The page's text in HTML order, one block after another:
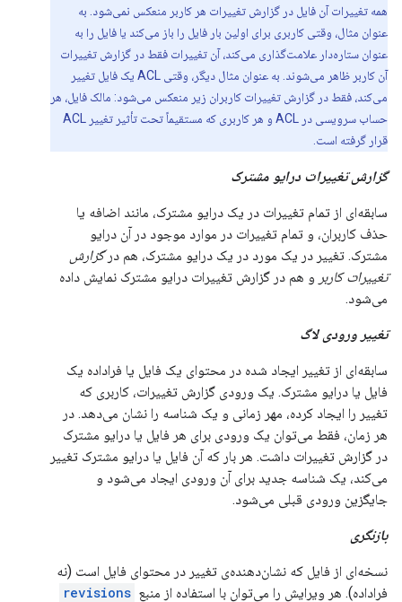
همه تغییرات آن فایل در گزارش تغییرات هر کاربر منعکس نمی‌شود. به
عنوان مثال، وقتی کاربری برای اولین بار فایل را باز می‌کند یا فایل را به
عنوان ستاره‌دار علامت‌گذاری می‌کند، آن تغییرات فقط در گزارش تغییرات
آن کاربر ظاهر می‌شوند. به عنوان مثال دیگر، وقتی ACL یک فایل تغییر
می‌کند، فقط در گزارش تغییرات کاربران زیر منعکس می‌شود: مالک فایل، هر
حساب سرویسی در ACL و هر کاربری که مستقیماً تحت تأثیر تغییر ACL
قرار گرفته است.
گزارش تغییرات درایو مشترک
سابقه‌ای از تمام تغییرات در یک درایو مشترک، مانند اضافه یا
حذف کاربران، و تمام تغییرات در موارد موجود در آن درایو
مشترک. تغییر در یک مورد در یک درایو مشترک، هم درگزارش
تغییرات کاربر و هم در گزارش تغییرات درایو مشترک نمایش داده
می‌شود.
تغییر ورودی لاگ
سابقه‌ای از تغییر ایجاد شده در محتوای یک فایل یا فراداده یک
فایل یا درایو مشترک. یک ورودی گزارش تغییرات، کاربری که
تغییر را ایجاد کرده، مهر زمانی و یک شناسه را نشان می‌دهد. در
هر زمان، فقط می‌توان یک ورودی برای هر فایل یا درایو مشترک
در گزارش تغییرات داشت. هر بار که آن فایل یا درایو مشترک تغییر
می‌کند، یک شناسه جدید برای آن ورودی ایجاد می‌شود و
جایگزین ورودی قبلی می‌شود.
بازنگری
نسخه‌ای از فایل که نشان‌دهنده‌ی تغییر در محتوای فایل است (نه
فراداده). هر ویرایش را می‌توان با استفاده از منبع revisions